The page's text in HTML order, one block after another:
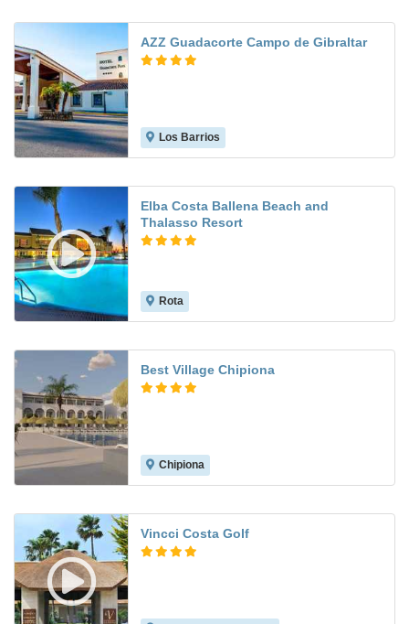
AZZ Guadacorte Campo de Gibraltar
Los Barrios
Elba Costa Ballena Beach and
Thalasso Resort
Rota
Best Village Chipiona
Chipiona
Vincci Costa Golf